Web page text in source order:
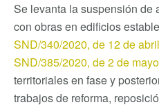
Se levanta la suspensión de
con obras en edificios
SND/340/2020, de 12 de abril
SND/385/2020, de 2 de mayo
territoriales en fase y
trabajos de reforma,